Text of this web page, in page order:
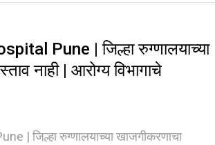
Pune | जिल्हा रुग्णालयाच्या
नाही | आरोग्य विभागाचे
| जिल्हा रुग्णालयाच्या खाजगीकरणाचा